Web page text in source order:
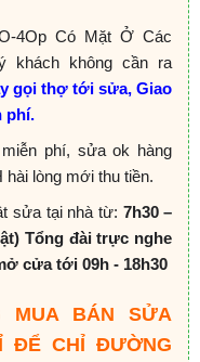
4Op Có Mặt Ở Các
khách không cần ra
gọi thợ tới sửa, Giao
phí.
phí, sửa ok hàng
hài lòng mới thu tiền.
sửa tại nhà từ: 7h30 –
Tổng đài trực nghe
cửa tới 09h - 18h30
MUA BÁN SỬA
ĐỂ CHỈ ĐƯỜNG